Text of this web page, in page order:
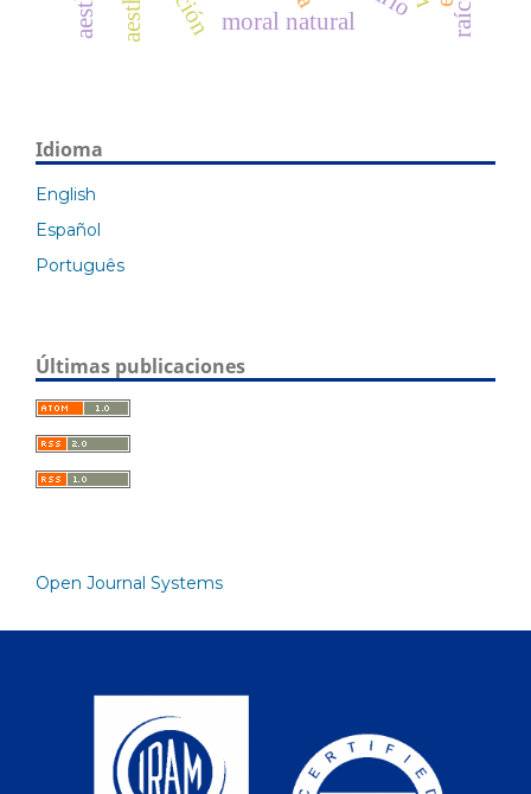
moral natural
Idioma
English
Español
Português
Últimas publicaciones
Open Journal Systems